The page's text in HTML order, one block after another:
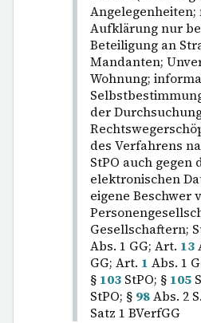
Angelegenheiten;
Aufklärung nur
Beteiligung an
Mandanten;
Wohnung;
der
des Verfahrens
StPO auch gegen
elektronischen
eigene Beschwer
Gesellschaftern;
Abs. 1 GG; Art. 13
GG; Art. 1 Abs. 1
§ 103 StPO; § 105
StPO; § 98Abs. 2
Satz 1 BVerfGG